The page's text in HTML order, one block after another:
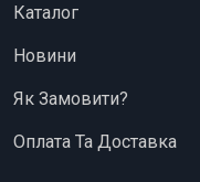
Каталог
Новини
Як Замовити?
Оплата Та Доставка